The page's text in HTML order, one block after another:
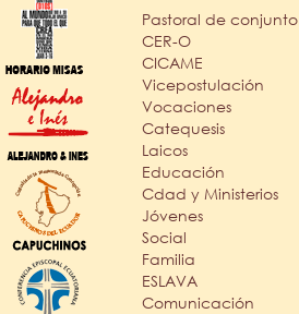
Pastoral de conjunto
CER-O
CICAME
Vicepostulación
Vocaciones
Catequesis
Laicos
Educación
Cdad y Ministerios
Jóvenes
Social
Familia
ESLAVA
Comunicación